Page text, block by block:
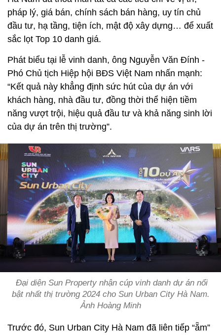
pháp lý, giá bán, chính sách bán hàng, uy tín chủ
đầu tư, hạ tầng, tiện ích, mật độ xây dựng… để xuất
sắc lọt Top 10 danh giá.
Phát biểu tại lễ vinh danh, ông Nguyễn Văn Đính -
Phó Chủ tịch Hiệp hội BĐS Việt Nam nhấn mạnh:
“Kết quả này khẳng định sức hút của dự án với
khách hàng, nhà đầu tư, đồng thời thể hiện tiềm
năng vượt trội, hiệu quả đầu tư và khả năng sinh lời
của dự án trên thị trường”.
Đại diện Sun Property nhận cúp vinh danh dự án nổi
bật nhất thị trường 2024 cho Sun Urban City Hà Nam.
Ảnh Hoàng Minh
Trước đó, Sun Urban City Hà Nam đã liên tiếp “ẵm”